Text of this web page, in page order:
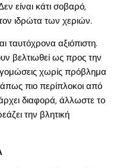
είναι κάτι σοβαρό,
ιδρώτα των χεριών.
ταυτόχρονα αξιόπιστη.
βελτιωθεί ως προς την
γομώσεις χωρίς πρόβλημα
πιο περίπλοκοι από
διαφορά, άλλωστε το
την βλητική